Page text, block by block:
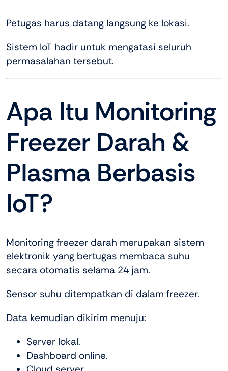
Petugas harus datang langsung ke lokasi.
Sistem IoT hadir untuk mengatasi seluruh
permasalahan tersebut.
Apa Itu Monitoring
Freezer Darah &
Plasma Berbasis
IoT?
Monitoring freezer darah merupakan sistem
elektronik yang bertugas membaca suhu
secara otomatis selama 24 jam.
Sensor suhu ditempatkan di dalam freezer.
Data kemudian dikirim menuju:
Server lokal.
Dashboard online.